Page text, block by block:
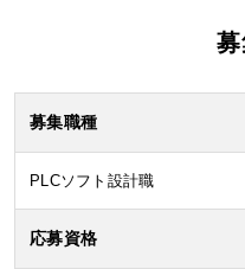
募集職種
PLCソフト設計職
応募資格